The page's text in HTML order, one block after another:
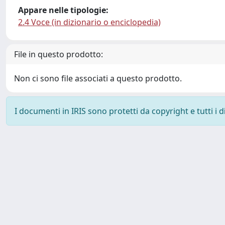
Appare nelle tipologie:
2.4 Voce (in dizionario o enciclopedia)
File in questo prodotto:
Non ci sono file associati a questo prodotto.
I documenti in IRIS sono protetti da copyright e tutti i